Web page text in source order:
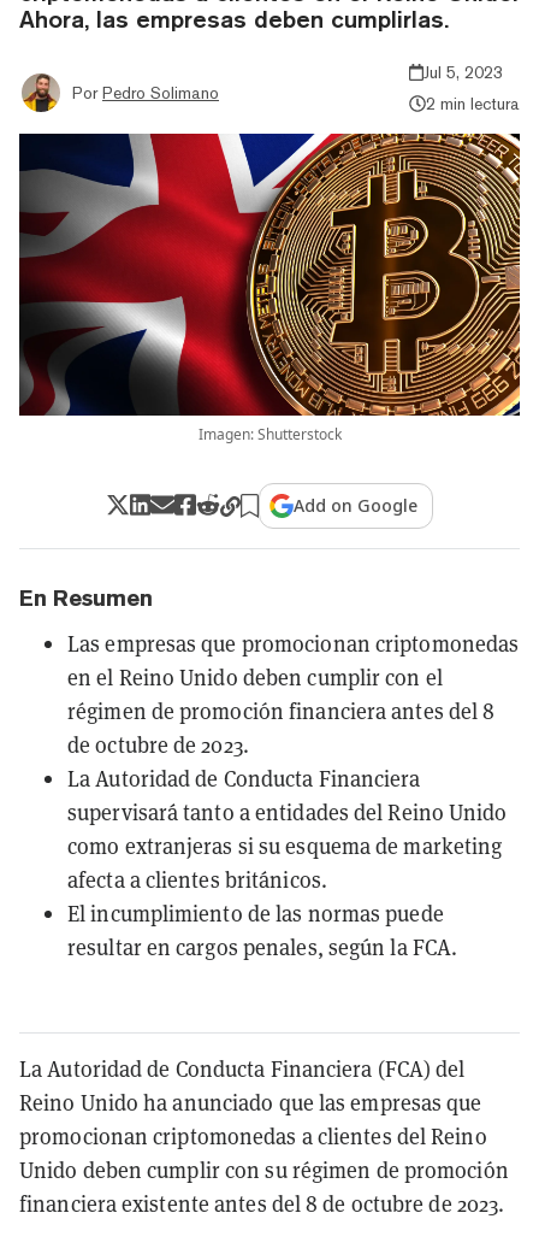
Ahora, las empresas deben cumplirlas.
Por Pedro Solimano
Jul 5, 2023
2 min lectura
Imagen: Shutterstock
Add on Google
En Resumen
Las empresas que promocionan criptomonedas
en el Reino Unido deben cumplir con el
régimen de promoción financiera antes del 8
de octubre de 2023.
La Autoridad de Conducta Financiera
supervisará tanto a entidades del Reino Unido
como extranjeras si su esquema de marketing
afecta a clientes británicos.
El incumplimiento de las normas puede
resultar en cargos penales, según la FCA.
La Autoridad de Conducta Financiera (FCA) del
Reino Unido ha anunciado que las empresas que
promocionan criptomonedas a clientes del Reino
Unido deben cumplir con su régimen de promoción
financiera existente antes del 8 de octubre de 2023.